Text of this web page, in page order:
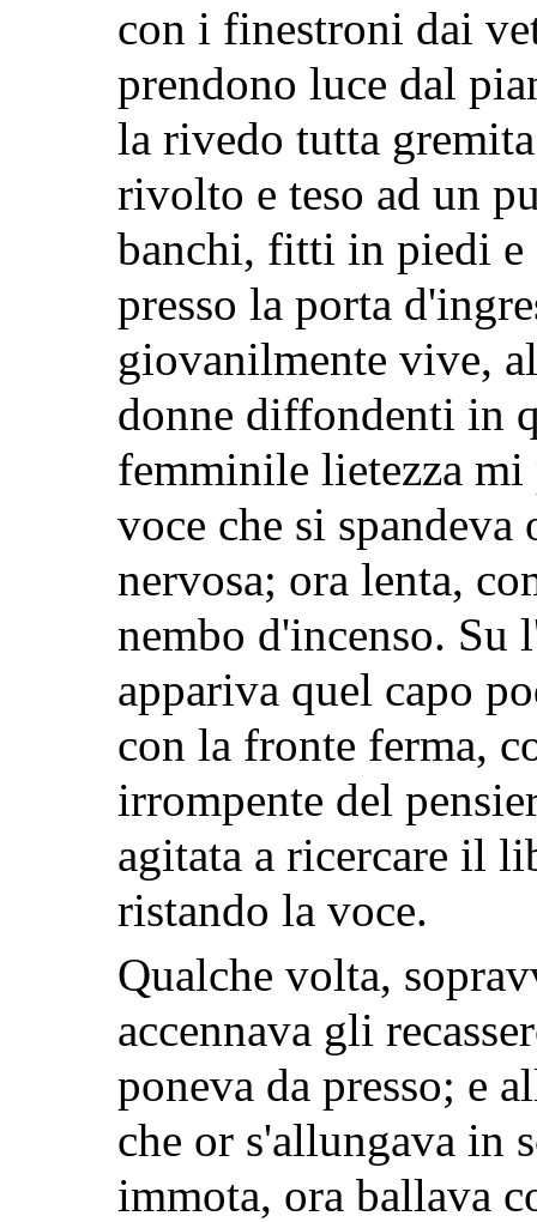
con i finestroni dai
prendono luce dal
la rivedo tutta
rivolto e teso ad un
banchi, fitti in piedi e
presso la porta
giovanilmente vive,
donne diffondenti in
femminile lietezza mi
voce che si spandeva
nervosa; ora lenta,
nembo d'incenso. Su
appariva quel capo
con la fronte ferma,
irrompente del
agitata a ricercare il
ristando la voce.
Qualche volta,
accennava gli
poneva da presso; e
che or s'allungava in
immota, ora ballava